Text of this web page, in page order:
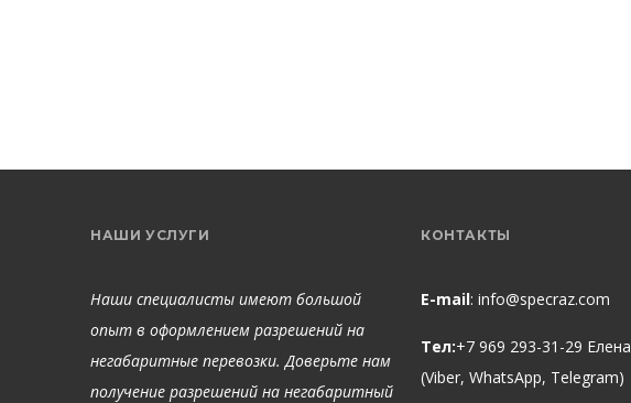
НАШИ УСЛУГИ
Наши специалисты имеют большой
опыт в оформлением разрешений на
негабаритные перевозки. Доверьте нам
получение разрешений на негабаритный
КОНТАКТЫ
E-mail: info@specraz.com
Тел:+7 969 293-31-29 Елена
(Viber, WhatsApp, Telegram)